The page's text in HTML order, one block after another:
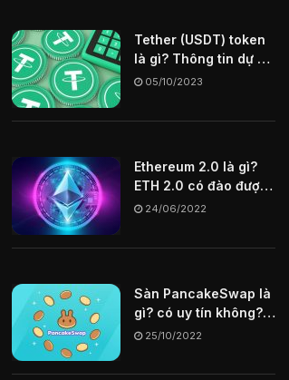
Tether (USDT) token
là gì? Thông tin dự án
USDT coin
05/10/2023
Ethereum 2.0 là gì?
ETH 2.0 có đào được
không? Tìm hiểu chi
24/06/2022
Sàn PancakeSwap là
gì? có uy tín không?
Hướng dẫn cách mua
25/10/2022